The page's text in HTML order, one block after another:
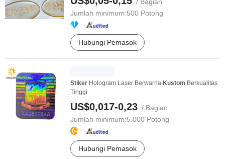
Jumlah minimum:500 Potong
Hubungi Pemasok
Stiker Hologram Laser Berwarna Kustom Berkualitas
Tinggi
US$0,017-0,23 / Bagian
Jumlah minimum:5.000 Potong
Hubungi Pemasok